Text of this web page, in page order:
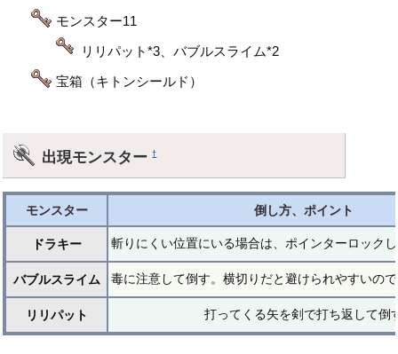
モンスター11
リリパット*3、バブルスライム*2
宝箱（キトンシールド）
出現モンスター†
モンスター 倒し方、ポイント
ドラキー 斬りにくい位置にいる場合は、ポインターロック
バブルスライム 毒に注意して倒す。横切りだと避けられやすいの
リリパット 打ってくる矢を剣で打ち返して倒